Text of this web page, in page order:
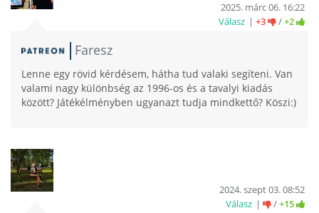
Faresz
2025. márc 06. 16:22
Válasz
+3 /+2
Lenne egy rövid kérdésem, hátha tud valaki segíteni. Van
valami nagy különbség az 1996-os és a tavalyi kiadás
között? Játékélményben ugyanazt tudja mindkettő? Köszi:)
2024. szept 03. 08:52
Válasz
/+15